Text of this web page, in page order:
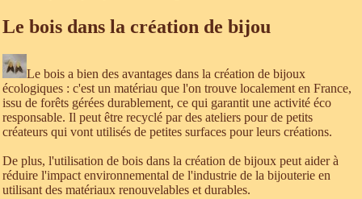
Le bois dans la création de bijou
Le bois a bien des avantages dans la création de bijoux
écologiques : c'est un matériau que l'on trouve localement en France,
issu de forêts gérées durablement, ce qui garantit une activité éco
responsable. Il peut être recyclé par des ateliers pour de petits
créateurs qui vont utilisés de petites surfaces pour leurs créations.
De plus, l'utilisation de bois dans la création de bijoux peut aider à
réduire l'impact environnemental de l'industrie de la bijouterie en
utilisant des matériaux renouvelables et durables.